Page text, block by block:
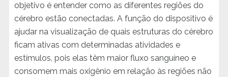
objetivo é entender como as diferentes regiões do
cérebro estão conectadas. A função do dispositivo é
ajudar na visualização de quais estruturas do cérebro
ficam ativas com determinadas atividades e
estímulos, pois elas têm maior fluxo sanguíneo e
consomem mais oxigênio em relação às regiões não